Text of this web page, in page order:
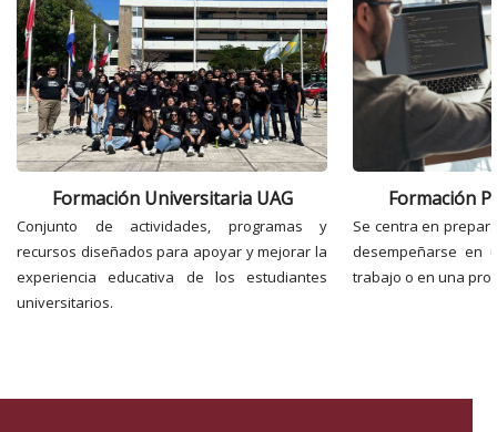
Formación Universitaria UAG
Conjunto de actividades, programas y
recursos diseñados para apoyar y mejorar la
experiencia educativa de los estudiantes
universitarios.
Formación
Se centra en
desempeñarse en
trabajo o en una